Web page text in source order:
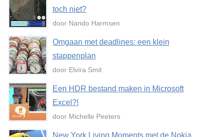
toch niet?
door Nando Harmsen
Omgaan met deadlines: een klein
stappenplan
door Elvira Smit
Een HDR bestand maken in Microsoft
Excel?!
door Michelle Peeters
New York Living Moments met de Nokia